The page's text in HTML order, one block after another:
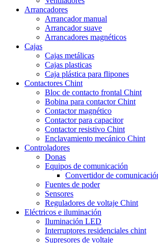
Arrancadores
Arrancador manual
Arrancador suave
Arrancadores magnéticos
Cajas
Cajas metálicas
Cajas plasticas
Caja plástica para flipones
Contactores Chint
Bloc de contacto frontal Chint
Bobina para contactor Chint
Contactor magnético
Contactor para capacitor
Contactor resistivo Chint
Enclavamiento mecánico Chint
Controladores
Donas
Equipos de comunicación
Convertidor de
Fuentes de poder
Sensores
Reguladores de voltaje Chint
Eléctricos e iluminación
Iluminación LED
Interruptores residenciales chint
Supresores de voltaje